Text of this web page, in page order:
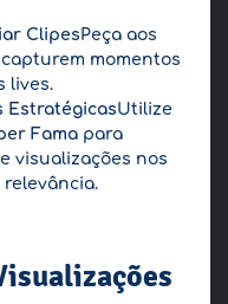
ClipesPeça aos
momentos
lives.
EstratégicasUtilize
Fama para
visualizações nos